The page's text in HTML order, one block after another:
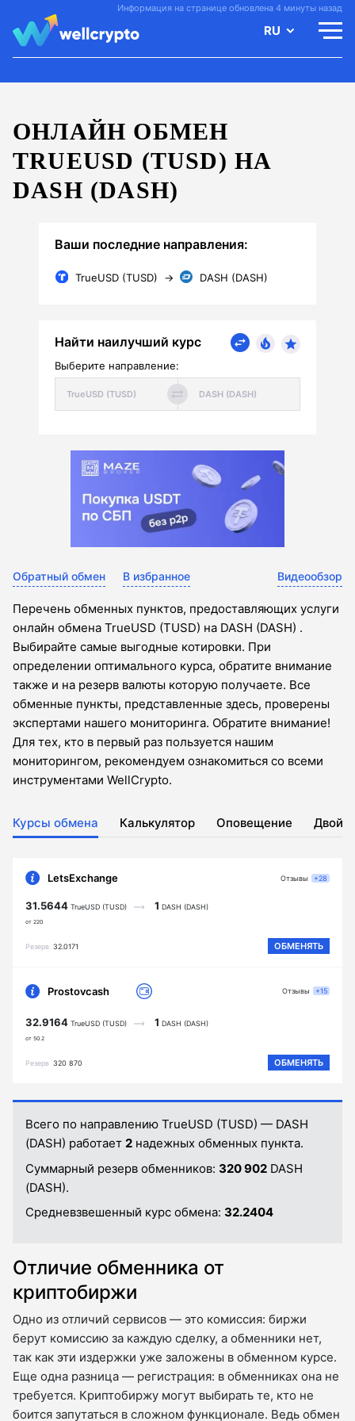
Информация на странице обновлена 4 минуты назад
RU
ОНЛАЙН ОБМЕН
TRUEUSD (TUSD) НА
DASH (DASH)
Ваши последние направления:
TrueUSD (TUSD) → DASH (DASH)
Найти наилучший курс
Выберите направление:
Обратный обмен В избранное Видеообзор
Перечень обменных пунктов, предоставляющих услуги
онлайн обмена TrueUSD (TUSD) на DASH (DASH) .
Выбирайте самые выгодные котировки. При
определении оптимального курса, обратите внимание
также и на резерв валюты которую получаете. Все
обменные пункты, представленные здесь, проверены
экспертами нашего мониторинга. Обратите внимание!
Для тех, кто в первый раз пользуется нашим
мониторингом, рекомендуем ознакомиться со всеми
инструментами WellCrypto.
Курсы обмена Калькулятор Оповещение
LetsExchange
31.5644 TrueUSD (TUSD)
от 220
1 DASH (DASH)
Резерв 32.0171 ОБМЕНЯТЬ
Отзывы +28
Prostovcash
32.9164 TrueUSD (TUSD)
от 50.2
1 DASH (DASH)
Резерв 320 870 ОБМЕНЯТЬ
Отзывы +15
Всего по направлению TrueUSD (TUSD) — DASH
(DASH) работает 2 надежных обменных пункта.
Суммарный резерв обменников: 320 902 DASH
(DASH).
Средневзвешенный курс обмена: 32.2404
Отличие обменника от
криптобиржи
Одно из отличий сервисов — это комиссия: биржи
берут комиссию за каждую сделку, а обменники нет,
так как эти издержки уже заложены в обменном курсе.
Еще одна разница — регистрация: в обменниках она не
требуется. Криптобиржу могут выбирать те, кто не
боится запутаться в сложном функционале. Ведь обмен